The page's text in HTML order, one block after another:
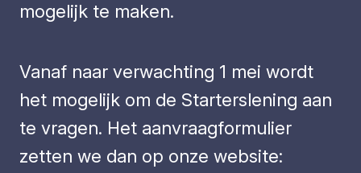
mogelijk te maken.
Vanaf naar verwachting 1 mei wordt
het mogelijk om de Starterslening aan
te vragen. Het aanvraagformulier
zetten we dan op onze website: